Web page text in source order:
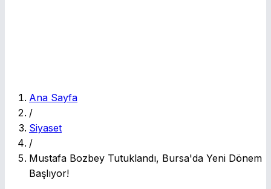
Ana Sayfa
/
Siyaset
/
Mustafa Bozbey Tutuklandı, Bursa'da Yeni Dönem
Başlıyor!